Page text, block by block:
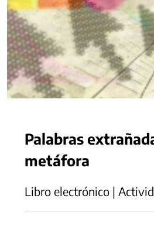
Palabras
metáfora
Libro electrónico |